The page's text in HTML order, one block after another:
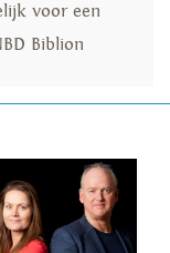
voor een
Biblion